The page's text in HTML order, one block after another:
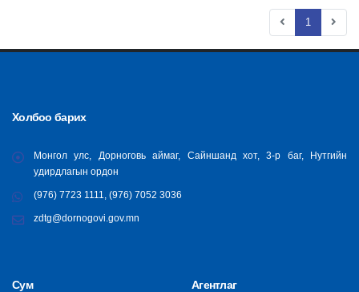
1
Холбоо барих
Монгол улс, Дорноговь аймаг, Сайншанд хот, 3-р баг, Нутгийн
удирдлагын ордон
(976) 7723 1111, (976) 7052 3036
zdtg@dornogovi.gov.mn
Сум Агентлаг